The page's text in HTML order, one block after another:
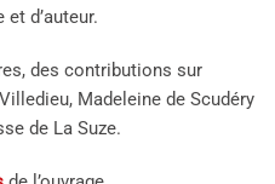
d’auteur.
des contributions sur
Madeleine de Scudéry
de La Suze.